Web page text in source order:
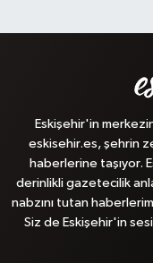
Eskişehir'in
eskisehir.es, şehrin
haberlerine taşıyor.
derinlikli gazetecilik
nabzını tutan
Siz de Eskişehir'in